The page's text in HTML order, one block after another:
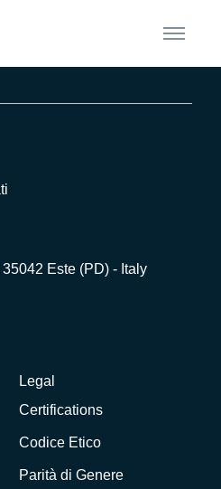
Este (PD) - Italy
Legal
Certifications
Codice Etico
Parità di Genere